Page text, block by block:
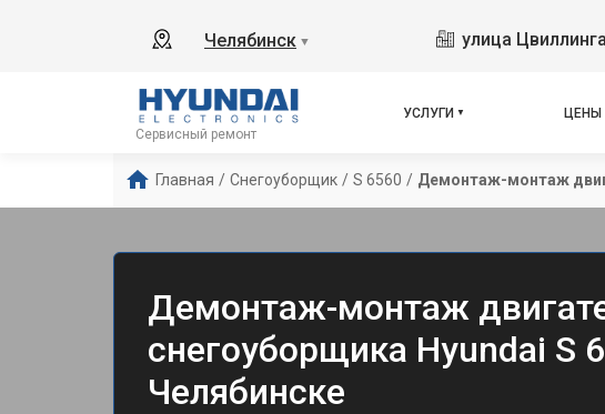
Челябинск ▼ улица
Сервисный ремонт
УСЛУГИ ЦЕНЫ
Главная / Снегоуборщик / S 6560 / Демонтаж-монтаж
Демонтаж-монтаж
снегоуборщика Hyundai S
Челябинске